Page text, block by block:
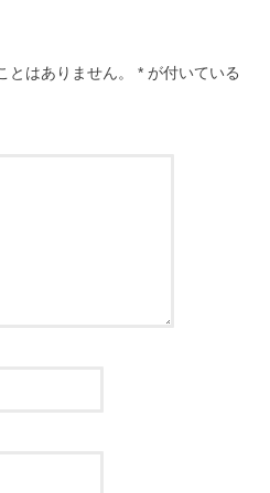
とはありません。 * が付いている